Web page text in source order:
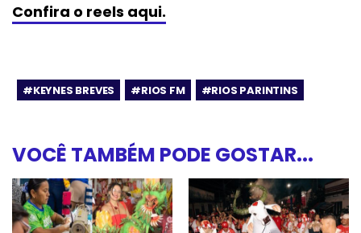
Confira o reels aqui.
#KEYNES BREVES #RIOS FM #RIOS PARINTINS
VOCÊ TAMBÉM PODE GOSTAR...